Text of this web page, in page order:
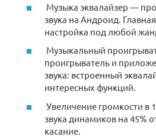
Музыка эквалайзер —
звука на Андроид.
настройка под любой
Музыкальный
проигрыватель и
звука: встроенный
интересных функций.
Увеличение громкости в
звука динамиков на 45%
касание.